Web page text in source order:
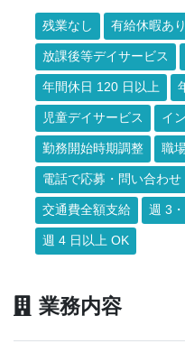
残業なし 有給休暇あり
放課後等デイサービス
年間休日 120 日以上
児童デイサービス イ
勤務開始時期調整 職
電話で応募・問い合わせ
交通費全額支給 週 3
週 4 日以上 OK
業務内容